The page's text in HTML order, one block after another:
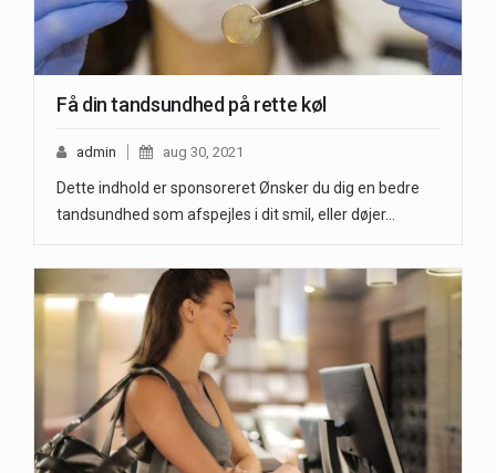
Få din tandsundhed på rette køl
admin aug 30, 2021
Dette indhold er sponsoreret Ønsker du dig en bedre
tandsundhed som afspejles i dit smil, eller døjer…